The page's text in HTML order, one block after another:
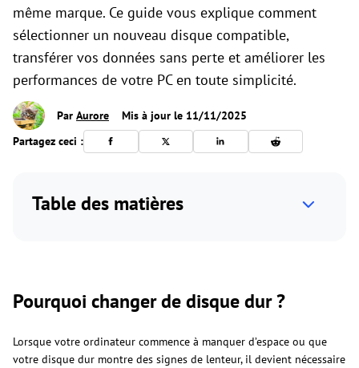
même marque. Ce guide vous explique comment
sélectionner un nouveau disque compatible,
transférer vos données sans perte et améliorer les
performances de votre PC en toute simplicité.
Par Aurore
Mis à jour le 11/11/2025
Partagez ceci :
Table des matières
Pourquoi changer de disque dur ?
Lorsque votre ordinateur commence à manquer d’espace ou que
votre disque dur montre des signes de lenteur, il devient nécessaire